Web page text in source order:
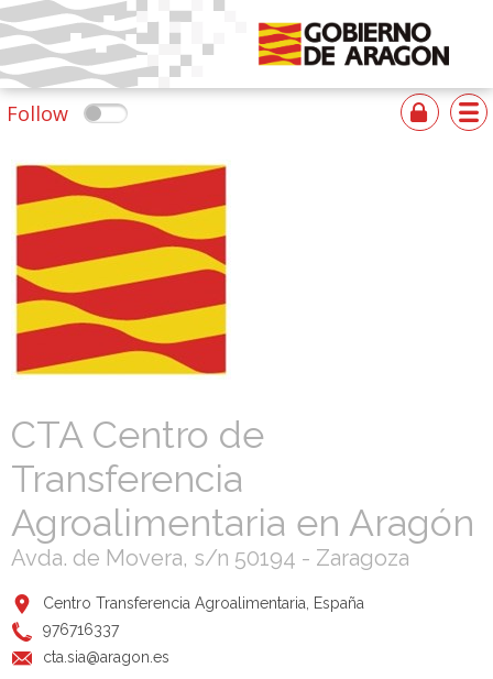
Follow
CTA Centro de
Transferencia
Agroalimentaria en Aragón
Avda. de Movera, s/n 50194 - Zaragoza
Centro Transferencia Agroalimentaria, España
976716337
cta.sia@aragon.es